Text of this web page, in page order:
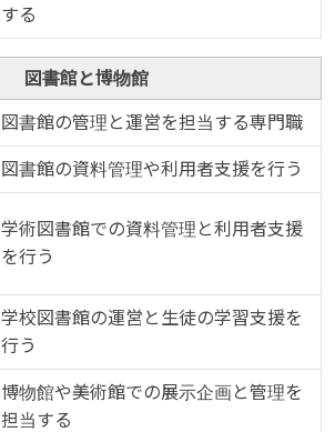
する
図書館と博物館
図書館の管理と運営を担当する専門職
図書館の資料管理や利用者支援を行う
学術図書館での資料管理と利用者支援
を行う
学校図書館の運営と生徒の学習支援を
行う
博物館や美術館での展示企画と管理を
担当する